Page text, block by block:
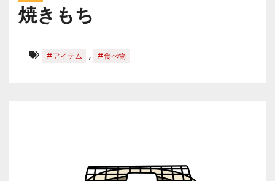
焼きもち
#アイテム , #食べ物